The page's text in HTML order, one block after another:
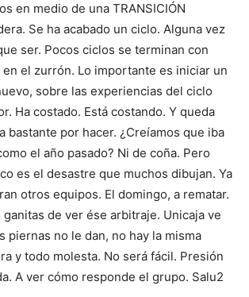
en medio de una TRANSICIÓN
Se ha acabado un ciclo. Alguna vez
ser. Pocos ciclos se terminan con
el zurrón. Lo importante es iniciar un
sobre las experiencias del ciclo
Ha costado. Está costando. Y queda
bastante por hacer. ¿Creíamos que iba
el año pasado? Ni de coña. Pero
es el desastre que muchos dibujan. Ya
otros equipos. El domingo, a rematar.
ganitas de ver ése arbitraje. Unicaja ve
piernas no le dan, no hay la misma
y todo molesta. No será fácil. Presión
A ver cómo responde el grupo. Salu2